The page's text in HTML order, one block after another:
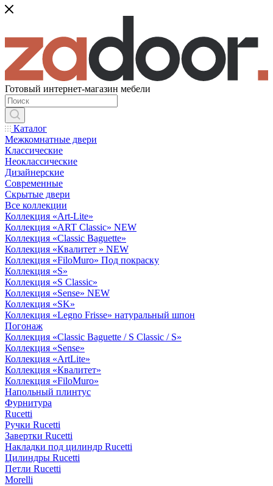
Готовый интернет-магазин мебели
Каталог
Межкомнатные двери
Классические
Неоклассические
Дизайнерские
Современные
Скрытые двери
Все коллекции
Коллекция «Art-Lite»
Коллекция «ART Classic» NEW
Коллекция «Classic Baguette»
Коллекция «Квалитет » NEW
Коллекция «FiloMuro» Под покраску
Коллекция «S»
Коллекция «S Classic»
Коллекция «Sense» NEW
Коллекция «SK»
Коллекция «Legno Frisse» натуральный шпон
Погонаж
Коллекция «Classic Baguette / S Classic / S»
Коллекция «Sense»
Коллекция «ArtLite»
Коллекция «Квалитет»
Коллекция «FiloMuro»
Напольный плинтус
Фурнитура
Rucetti
Ручки Rucetti
Завертки Rucetti
Накладки под цилиндр Rucetti
Цилиндры Rucetti
Петли Rucetti
Morelli